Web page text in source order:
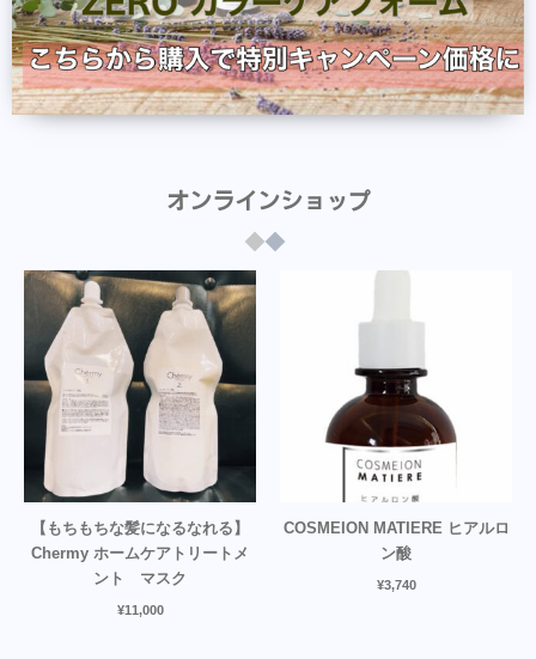
オンラインショップ
【もちもちな髪になるなれる】
Chermy ホームケアトリートメ
ント マスク
¥11,000
COSMEION MATIERE ヒアルロ
ン酸
¥3,740